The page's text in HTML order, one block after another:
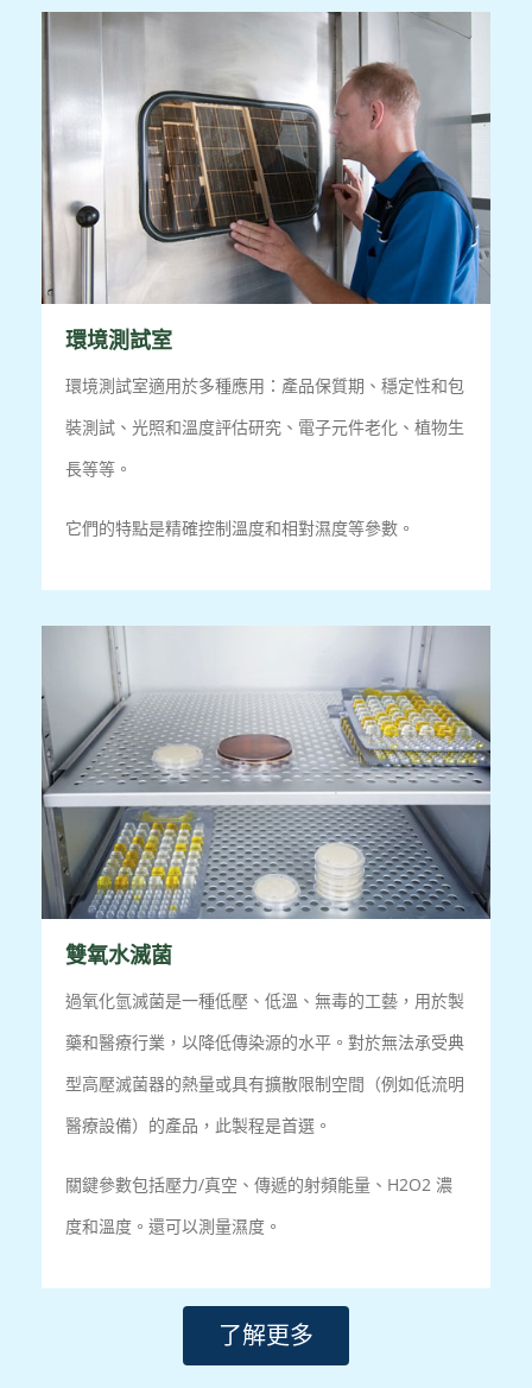
環境測試室
環境測試室適用於多種應用：產品保質期、穩定性和包
裝測試、光照和溫度評估研究、電子元件老化、植物生
長等等。
它們的特點是精確控制溫度和相對濕度等參數。
雙氧水滅菌
過氧化氫滅菌是一種低壓、低溫、無毒的工藝，用於製
藥和醫療行業，以降低傳染源的水平。對於無法承受典
型高壓滅菌器的熱量或具有擴散限制空間（例如低流明
醫療設備）的產品，此製程是首選。
關鍵參數包括壓力/真空、傳遞的射頻能量、H2O2 濃
度和溫度。還可以測量濕度。
了解更多